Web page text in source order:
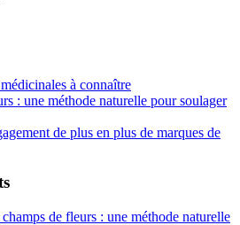
à connaître
: une méthode naturelle pour soulager
de plus en plus de marques de
de fleurs : une méthode naturelle